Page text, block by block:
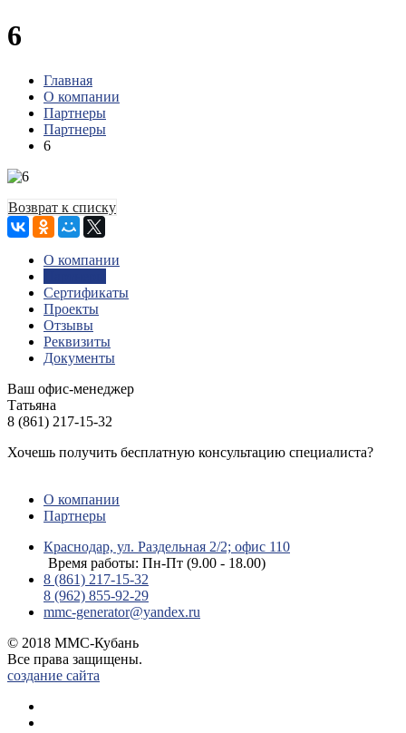
6
Главная
О компании
Партнеры
Партнеры
6
Возврат к списку
О компании
Сертификаты
Проекты
Отзывы
Реквизиты
Документы
Ваш офис-менеджер
Татьяна
8 (861) 217-15-32
Хочешь получить бесплатную консультацию специалиста?
О компании
Партнеры
Краснодар, ул. Раздельная 2/2; офис 110
Время работы: Пн-Пт (9.00 - 18.00)
8 (861) 217-15-32
8 (962) 855-92-29
mmc-generator@yandex.ru
© 2018 ММС-Кубань
Все права защищены.
создание сайта